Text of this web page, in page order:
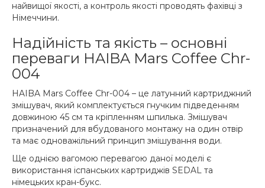
найвищої якості, а контроль якості проводять фахівці з
Німеччини.
Надійність та якість – основні
переваги HAIBA Mars Coffee Chr-
004
HAIBA Mars Coffee Chr-004 – це латунний картриджний
змішувач, який комплектується гнучким підведенням
довжиною 45 см та кріпленням шпилька. Змішувач
призначений для вбудованого монтажу на один отвір
та має одноважільний принцип змішування води.
Ще однією вагомою перевагою даної моделі є
використання іспанських картриджів SEDAL та
німецьких кран-букс.